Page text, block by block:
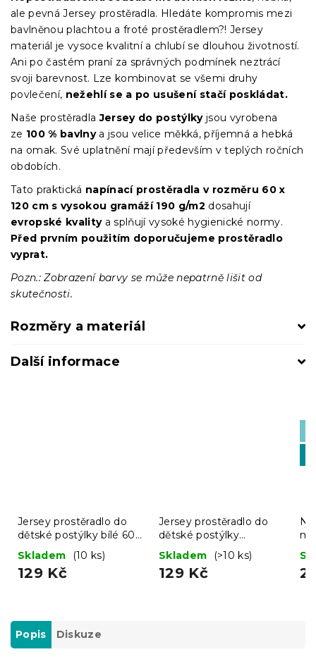
ale pevná Jersey prostěradla. Hledáte kompromis mezi
bavlněnou plachtou a froté prostěradlem?! Jersey
materiál je vysoce kvalitní a chlubí se dlouhou životností.
Ani po častém praní za správných podmínek neztrácí
svoji barevnost. Lze kombinovat se všemi druhy
povlečení, nežehlí se a po usušení stačí poskládat.
Naše prostěradla Jerseydo postýlkyjsou vyrobena
ze 100 % bavlny a jsou velice měkká, příjemná a hebká
na omak. Své uplatnění mají především v teplých ročních
obdobích.
Tato praktická napínací prostěradla v rozměru 60 x
120 cm s vysokou gramáží 190 g/m2 dosahují
evropské kvalitya splňují vysoké hygienické normy.
Před prvním použitím doporučujeme prostěradlo
vyprat.
Pozn.: Zobrazení barvy se může nepatrně lišit od
skutečnosti.
Rozměry a materiál
Další informace
Jersey prostěradlo do
dětské postýlky bílé 60 x
120 cm
Skladem (10 ks)
129 Kč
Jersey prostěradlo do
dětské postýlky
meruňková 60 x 120 cm
Skladem (>10 ks)
129 Kč
Popis Diskuze